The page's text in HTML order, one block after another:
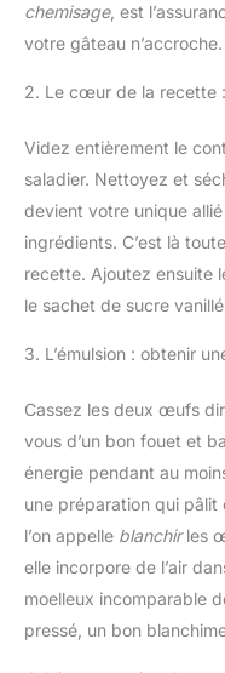
chemisage, est
votre gâteau n’accroche.
2. Le cœur de la recette
Videz entièrement le
saladier. Nettoyez et
devient votre unique
ingrédients. C’est là
recette. Ajoutez ensuite
le sachet de sucre
3. L’émulsion : obtenir
Cassez les deux œufs
vous d’un bon fouet et
énergie pendant au
une préparation qui pâlit
l’on appelle blanchirles
elle incorpore de l’air
moelleux incomparable
pressé, un bon